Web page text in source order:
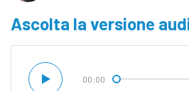
Ascolta la versione
00:00